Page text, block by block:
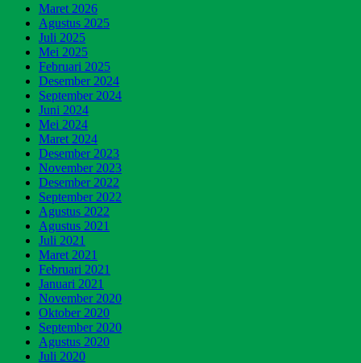
Maret 2026
Agustus 2025
Juli 2025
Mei 2025
Februari 2025
Desember 2024
September 2024
Juni 2024
Mei 2024
Maret 2024
Desember 2023
November 2023
Desember 2022
September 2022
Agustus 2022
Agustus 2021
Juli 2021
Maret 2021
Februari 2021
Januari 2021
November 2020
Oktober 2020
September 2020
Agustus 2020
Juli 2020